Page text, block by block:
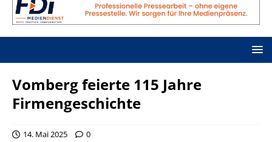
Vomberg feierte 115 Jahre
Firmengeschichte
14. Mai 2025 0